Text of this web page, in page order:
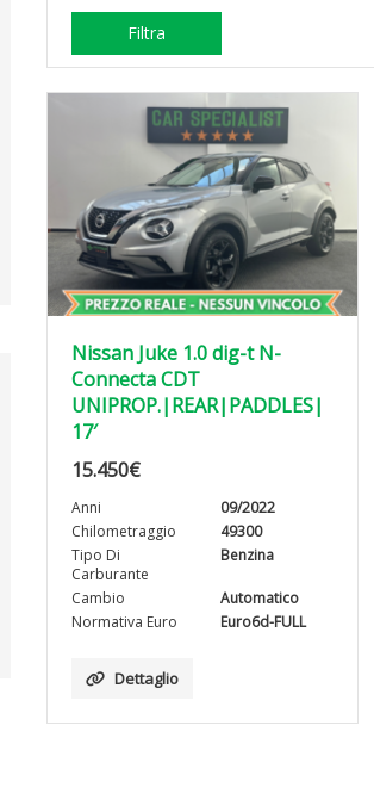
Filtra
Nissan Juke 1.0 dig-t N-
Connecta CDT
UNIPROP.|REAR|PADDLES|
17′
15.450€
Anni
09/2022
Chilometraggio
49300
Tipo Di
Carburante
Benzina
Cambio
Automatico
Normativa Euro
Euro6d-FULL
Dettaglio